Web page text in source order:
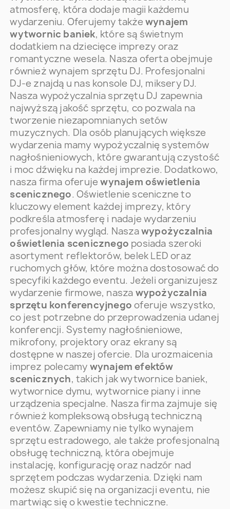
atmosferę, która dodaje magii każdemu
wydarzeniu. Oferujemy takżewynajem
wytwornic baniek, które są świetnym
dodatkiem na dziecięce imprezy oraz
romantyczne wesela. Nasza oferta obejmuje
również wynajem sprzętu DJ. Profesjonalni
DJ-e znajdą u nas konsole DJ, miksery DJ.
Nasza wypożyczalnia sprzętu DJ zapewnia
najwyższą jakość sprzętu, co pozwala na
tworzenie niezapomnianych setów
muzycznych. Dla osób planujących większe
wydarzenia mamy wypożyczalnię systemów
nagłośnieniowych, które gwarantują czystość
i moc dźwięku na każdej imprezie. Dodatkowo,
nasza firma oferujewynajem oświetlenia
scenicznego. Oświetlenie sceniczne to
kluczowy element każdej imprezy, który
podkreśla atmosferę i nadaje wydarzeniu
profesjonalny wygląd. Naszawypożyczalnia
oświetlenia scenicznego posiada szeroki
asortyment reflektorów, belek LED oraz
ruchomych głów, które można dostosować do
specyfiki każdego eventu. Jeżeli organizujesz
wydarzenie firmowe, nasza wypożyczalnia
sprzętu konferencyjnego oferuje wszystko,
co jest potrzebne do przeprowadzenia udanej
konferencji. Systemy nagłośnieniowe,
mikrofony, projektory oraz ekrany są
dostępne w naszej ofercie. Dla urozmaicenia
imprez polecamy wynajem efektów
scenicznych, takich jak wytwornice baniek,
wytwornice dymu, wytwornice piany i inne
urządzenia specjalne. Nasza firma zajmuje się
również kompleksową obsługą techniczną
eventów. Zapewniamy nie tylko wynajem
sprzętu estradowego, ale także profesjonalną
obsługę techniczną, która obejmuje
instalację, konfigurację oraz nadzór nad
sprzętem podczas wydarzenia. Dzięki nam
możesz skupić się na organizacji eventu, nie
martwiąc się o kwestie techniczne.